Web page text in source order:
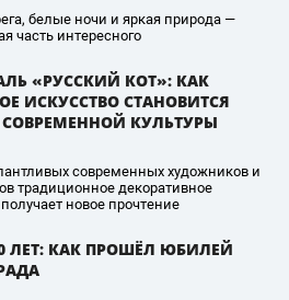
белые ночи и яркая природа —
часть интересного
«РУССКИЙ КОТ»: КАК
ИСКУССТВО СТАНОВИТСЯ
КУЛЬТУРЫ
современных художников и
традиционное декоративное
новое прочтение
ЛЕТ: КАК ПРОШЁЛ ЮБИЛЕЙ